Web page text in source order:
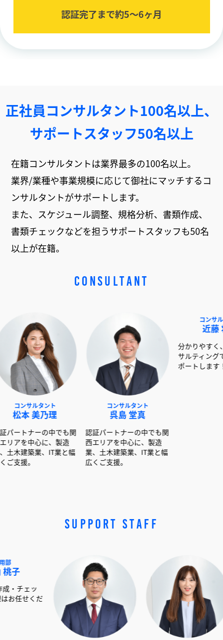
認証完了まで約5〜6ヶ⽉
正社員コンサルタント100名以上、
サポートスタッフ50名以上
在籍コンサルタントは業界最多の100名以上。
業界/業種や事業規模に応じて御社にマッチするコ
ンサルタントがサポートします。
また、スケジュール調整、規格分析、書類作成、
書類チェックなどを担うサポートスタッフも50名
以上が在籍。
CONSULTANT
ント
乃理
の中でも関
に、製造
、IT業と幅
コンサルタント
認証パートナーの中でも関
西エリアを中心に、製造
業、土木建築業、IT業と幅
広くご支援。
分かりやすく、丁寧なコ
サルティングでお客様を
ポートします！
SUPPORT STAFF